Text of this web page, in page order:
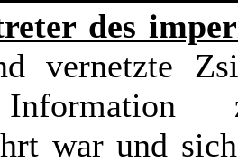
des
vernetzte
war und